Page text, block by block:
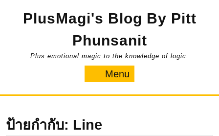
PlusMagi's Blog By Pitt
Phunsanit
Plus emotional magic to the knowledge of logic.
Menu
ป้ายกำกับ: Line